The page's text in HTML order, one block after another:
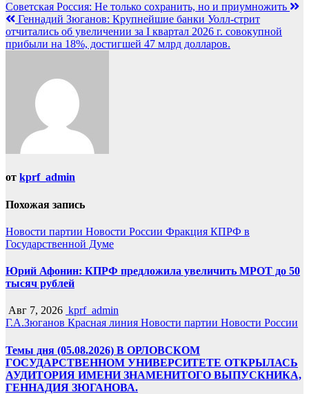
Советская Россия: Не только сохранить, но и приумножить
Геннадий Зюганов: Крупнейшие банки Уолл-стрит
отчитались об увеличении за I квартал 2026 г. совокупной
прибыли на 18%, достигшей 47 млрд долларов.
от kprf_admin
Похожая запись
Новости партии Новости России Фракция КПРФ в
Государственной Думе
Юрий Афонин: КПРФ предложила увеличить МРОТ до 50
тысяч рублей
Авг 7, 2026 kprf_admin
Г.А.Зюганов Красная линия Новости партии Новости России
Темы дня (05.08.2026) В ОРЛОВСКОМ
ГОСУДАРСТВЕННОМ УНИВЕРСИТЕТЕ ОТКРЫЛАСЬ
АУДИТОРИЯ ИМЕНИ ЗНАМЕНИТОГО ВЫПУСКНИКА,
ГЕННАДИЯ ЗЮГАНОВА.